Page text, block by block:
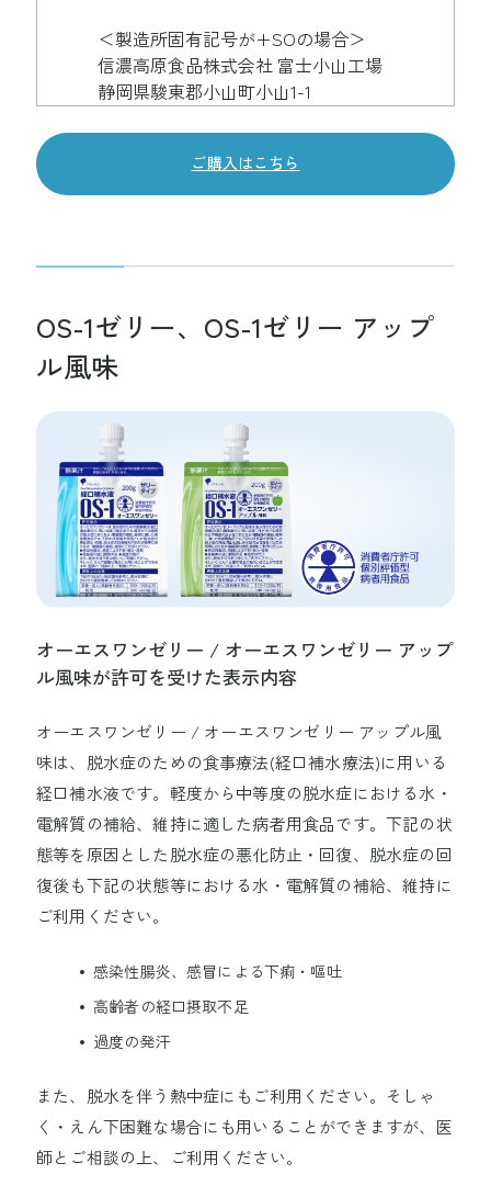
＜製造所固有記号が+SOの場合＞
信濃高原食品株式会社 富士小山工場
静岡県駿東郡小山町小山1-1
ご購入はこちら
OS-1ゼリー、OS-1ゼリー アップ
ル風味
オーエスワンゼリー / オーエスワンゼリー アップ
ル風味が許可を受けた表示内容
オーエスワンゼリー / オーエスワンゼリー アップル風
味は、脱水症のための食事療法(経口補水療法)に用いる
経口補水液です。軽度から中等度の脱水症における水・
電解質の補給、維持に適した病者用食品です。下記の状
態等を原因とした脱水症の悪化防止・回復、脱水症の回
復後も下記の状態等における水・電解質の補給、維持に
ご利用ください。
感染性腸炎、感冒による下痢・嘔吐
高齢者の経口摂取不足
過度の発汗
また、脱水を伴う熱中症にもご利用ください。そしゃ
く・えん下困難な場合にも用いることができますが、医
師とご相談の上、ご利用ください。